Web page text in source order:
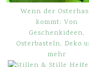
Wenn der
kommt: Von
Geschenkideen,
Osterbasteln, Deko
mehr